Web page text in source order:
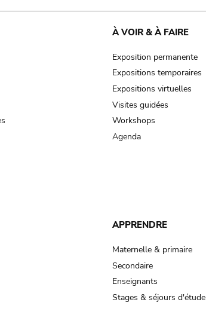
À VOIR & À FAIRE
Exposition permanente
Expositions temporaires
Expositions virtuelles
Visites guidées
Workshops
Agenda
APPRENDRE
Maternelle & primaire
Secondaire
Enseignants
Stages & séjours d'étude